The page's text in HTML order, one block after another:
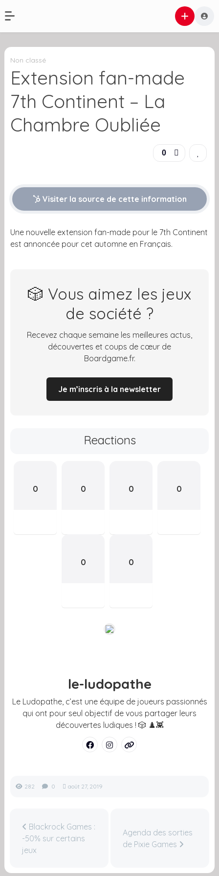
Non classé
Extension fan-made
7th Continent – La
Chambre Oubliée
0
Visiter la source de cette information
Une nouvelle extension fan-made pour le 7th Continent
est annoncée pour cet automne en Français.
🎲 Vous aimez les jeux
de société ?
Recevez chaque semaine les meilleures actus,
découvertes et coups de cœur de
Boardgame.fr.
Je m’inscris à la newsletter
Reactions
0 0 0 0
0 0
le-ludopathe
Le Ludopathe, c’est une équipe de joueurs passionnés
qui ont pour seul objectif de vous partager leurs
découvertes ludiques ! 🎲 ♟️👾
282 0 août 27, 2019
Blackrock Games :
-50% sur certains
jeux
Agenda des sorties
de Pixie Games